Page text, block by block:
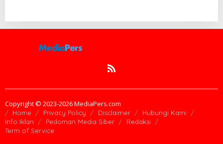
a
s
s
Copyright © 2023-2026 MediaPers.com
Home Privacy Policy Disclaimer
Hubungi Kami
Info Iklan
Pedoman Media Siber
Redaksi
Term of Service